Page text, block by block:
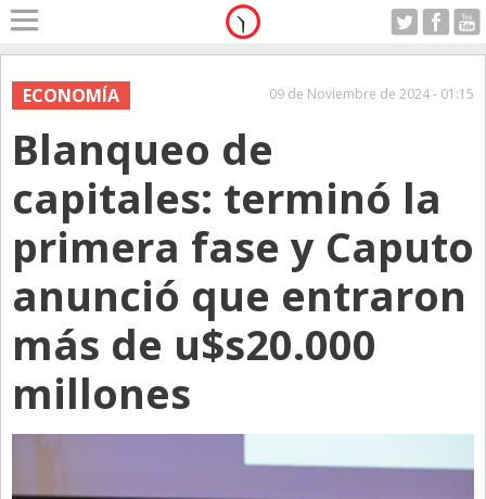
Home
A Motor
Alerta
Anticipo
Campo
Carrera & Emprendedores
Club House
Con Estilo
De Bolsillo
Diarios de Argentina
ECONOMÍA 09 de Noviembre de 2024 - 01:15
Blanqueo de
capitales: terminó la
primera fase y Caputo
anunció que entraron
más de u$s20.000
millones